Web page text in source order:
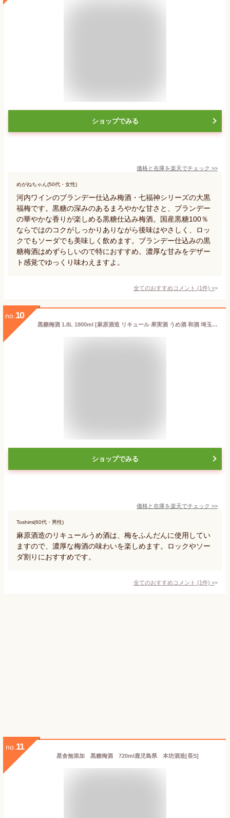
ショップでみる
価格と在庫を楽天でチェック >>
めがねちゃん(50代・女性)
河内ワインのブランデー仕込み梅酒・七福神シリーズの大黒
福梅です。黒糖の深みのあるまろやかな甘さと、ブランデー
の華やかな香りが楽しめる黒糖仕込み梅酒。国産黒糖100％
ならではのコクがしっかりありながら後味はやさしく、ロッ
クでもソーダでも美味しく飲めます。ブランデー仕込みの黒
糖梅酒はめずらしいので特におすすめ。濃厚な甘みをデザー
ト感覚でゆっくり味わえますよ。
全てのおすすめコメント (1件) >
no. 10
黒糖梅酒 1.8L 1800ml [麻原酒造 リキュール 果実酒 うめ酒 和酒 埼玉県] 送料無料(本州のみ)ギフト プレゼント 贈り物 お祝い 内祝い お返し 誕生日プレゼント 父の日 敬老の日
ショップでみる
価格と在庫を楽天でチェック >>
Toshimi(60代・男性)
麻原酒造のリキュールうめ酒は、梅をふんだんに使用してい
ますので、濃厚な梅酒の味わいを楽しめます。ロックやソー
ダ割りにおすすめです。
全てのおすすめコメント (1件) >
no. 11
星舎無添加 黒糖梅酒 720ml鹿児島県 本坊酒造[長S]